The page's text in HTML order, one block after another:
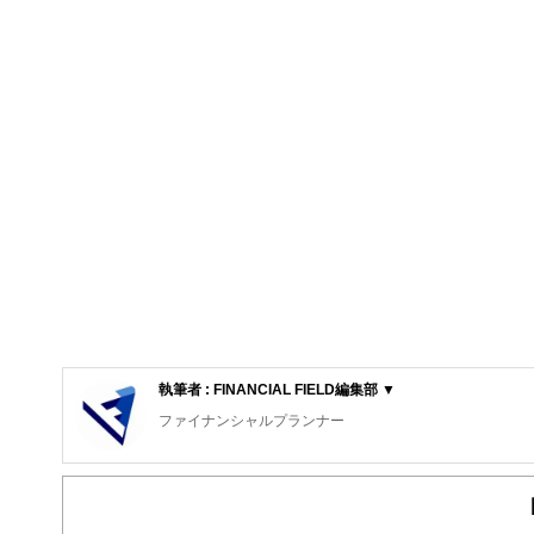
執筆者 : FINANCIAL FIELD編集部 ▼
ファイナンシャルプランナー
FinancialField編集部は、金融、経済に関する記事を、日